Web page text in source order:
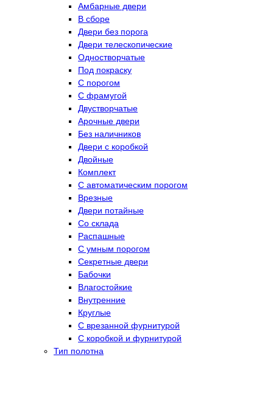
Амбарные двери
В сборе
Двери без порога
Двери телескопические
Одностворчатые
Под покраску
С порогом
С фрамугой
Двустворчатые
Арочные двери
Без наличников
Двери с коробкой
Двойные
Комплект
С автоматическим порогом
Врезные
Двери потайные
Со склада
Распашные
С умным порогом
Секретные двери
Бабочки
Влагостойкие
Внутренние
Круглые
С врезанной фурнитурой
С коробкой и фурнитурой
Тип полотна